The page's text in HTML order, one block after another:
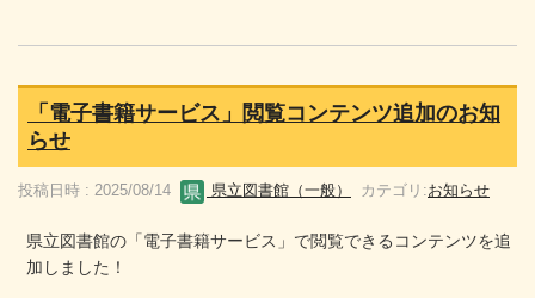
「電子書籍サービス」閲覧コンテンツ追加のお知
らせ
投稿日時 : 2025/08/14 県立図書館（一般） カテゴリ:お知らせ
県立図書館の「電子書籍サービス」で閲覧できるコンテンツを追
加しました！